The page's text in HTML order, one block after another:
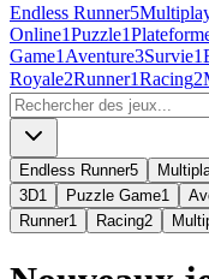
Endless Runner5
Online1Puzzle1
Game1 Aventure3Survie1
Royale2Runner1Racing2
Endless Runner5
3D1 Puzzle Game1
Runner1 Racing2